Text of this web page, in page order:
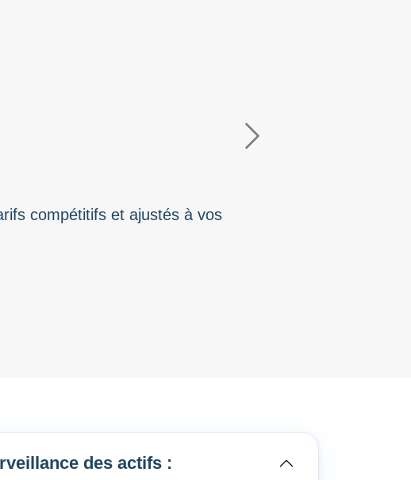
compétitifs et ajustés à vos
Next
des actifs :